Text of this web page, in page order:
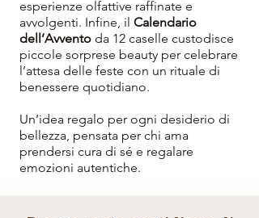
esperienze olfattive raffinate e
avvolgenti. Infine, il Calendario
dell’Avvento da 12 caselle custodisce
piccole sorprese beauty per celebrare
l’attesa delle feste con un rituale di
benessere quotidiano.
Un’idea regalo per ogni desiderio di
bellezza, pensata per chi ama
prendersi cura di sé e regalare
emozioni autentiche.